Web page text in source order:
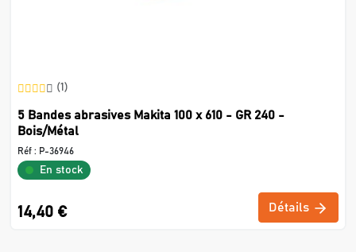
(1)
5 Bandes abrasives Makita 100 x 610 - GR 240 -
Bois/Métal
Réf : P-36946
En stock
14,40 € Détails